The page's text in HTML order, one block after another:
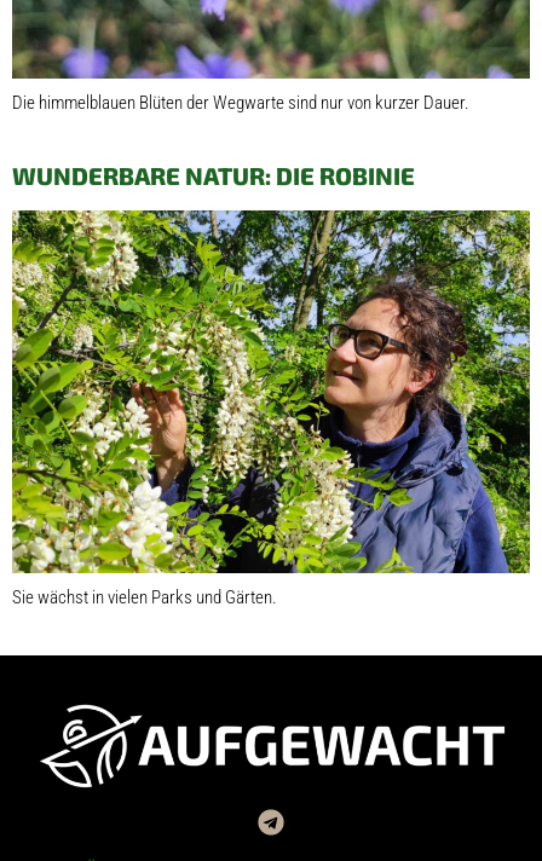
Die himmelblauen Blüten der Wegwarte sind nur von kurzer Dauer.
WUNDERBARE NATUR: DIE ROBINIE
Sie wächst in vielen Parks und Gärten.